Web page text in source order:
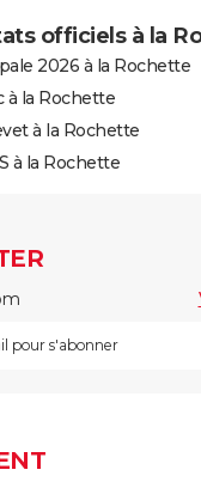
officiels à la
2026 à la Rochette
à la Rochette
à la Rochette
à la Rochette